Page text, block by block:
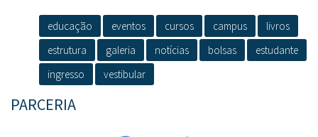
educação eventos cursos campus
livros
estrutura
galeria notícias bolsas
estudante
ingresso
vestibular
PARCERIA